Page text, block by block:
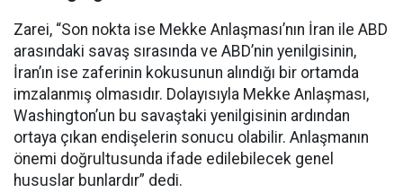
Zarei, “Son nokta ise Mekke Anlaşması’nın İran ile ABD
arasındaki savaş sırasında ve ABD’nin yenilgisinin,
İran’ın ise zaferinin kokusunun alındığı bir ortamda
imzalanmış olmasıdır. Dolayısıyla Mekke Anlaşması,
Washington’un bu savaştaki yenilgisinin ardından
ortaya çıkan endişelerin sonucu olabilir. Anlaşmanın
önemi doğrultusunda ifade edilebilecek genel
hususlar bunlardır” dedi.